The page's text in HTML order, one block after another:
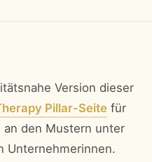
Version dieser
Pillar-Seite für
den Mustern unter
Unternehmerinnen.